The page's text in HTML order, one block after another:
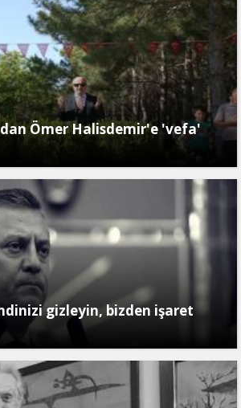
Ömer Halisdemir'e 'vefa'
gizleyin, bizden işaret